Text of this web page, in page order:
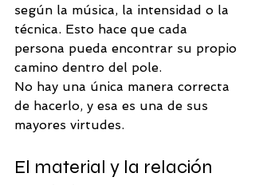
según la música, la intensidad o la
técnica. Esto hace que cada
persona pueda encontrar su propio
camino dentro del pole.
No hay una única manera correcta
de hacerlo, y esa es una de sus
mayores virtudes.
El material y la relación